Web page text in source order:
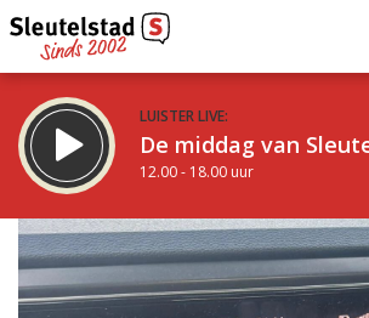
LUISTER LIVE:
De middag van
12.00 - 18.00 uur
STRAKS:
De avond van Sleutelstad
18.00 - 21.00 uur
Vorig uur
uur 1 van 0